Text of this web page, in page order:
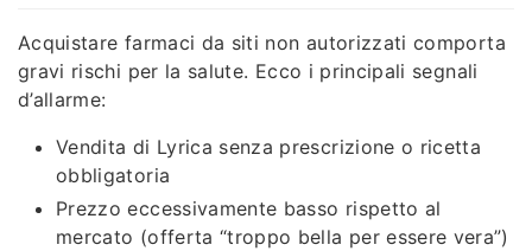
Acquistare farmaci da siti non autorizzati comporta
gravi rischi per la salute. Ecco i principali segnali
d’allarme:
Vendita di Lyrica senza prescrizione o ricetta
obbligatoria
Prezzo eccessivamente basso rispetto al
mercato (offerta “troppo bella per essere vera”)